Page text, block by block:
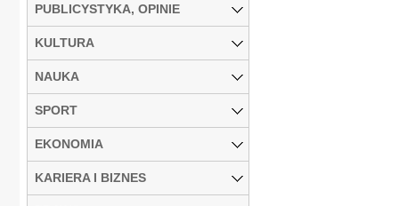
PUBLICYSTYKA, OPINIE
KULTURA
NAUKA
SPORT
EKONOMIA
KARIERA I BIZNES